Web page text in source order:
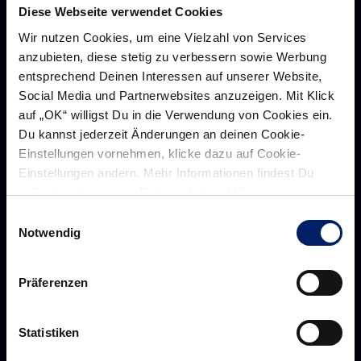
Diese Webseite verwendet Cookies
Wir nutzen Cookies, um eine Vielzahl von Services
anzubieten, diese stetig zu verbessern sowie Werbung
entsprechend Deinen Interessen auf unserer Website,
Social Media und Partnerwebsites anzuzeigen. Mit Klick
auf „OK“ willigst Du in die Verwendung von Cookies ein.
Du kannst jederzeit Änderungen an deinen Cookie-
Einstellungen vornehmen, klicke dazu auf Cookie-
Einstellungen ändern. Mehr Informationen findest Du
außerdem in unsererDatenschutzerklärung.
Notwendig
Präferenzen
Statistiken
Rhein-Neckar Löwen GmbH
Über
Navigation
Über uns
Historie